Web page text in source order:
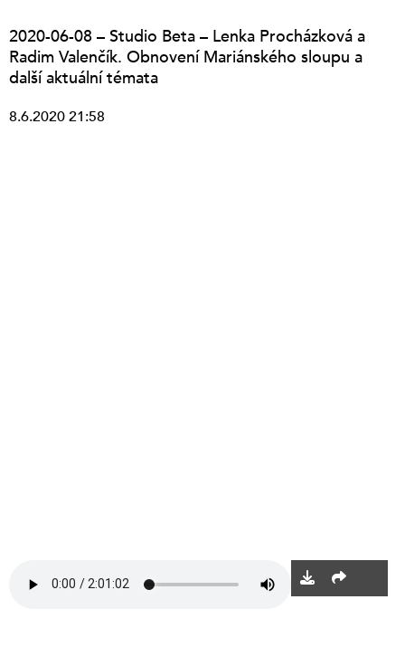
2020-06-08 – Studio Beta – Lenka Procházková a
Radim Valenčík. Obnovení Mariánského sloupu a
další aktuální témata
8.6.2020 21:58